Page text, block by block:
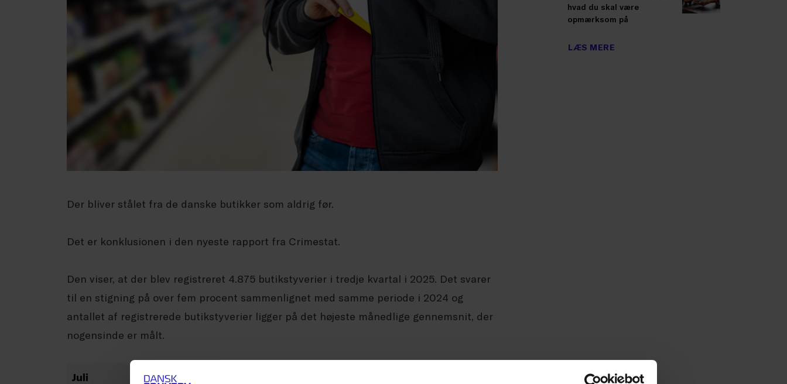
Der bliver stålet fra de danske butikker som aldrig før.
Det er konklusionen i den nyeste rapport fra Crimestat.
Den viser, at der blev registreret 4.875 butikstyverier i tredje kvartal i 2025. Det svarer
til en stigning på over fem procent sammenlignet med samme periode i 2024 og
antallet af registrerede butikstyverier ligger på det højeste månedlige gennemsnit, der
nogensinde er målt.
Juli
hvad du skal være
opmærksom på
LÆS MERE